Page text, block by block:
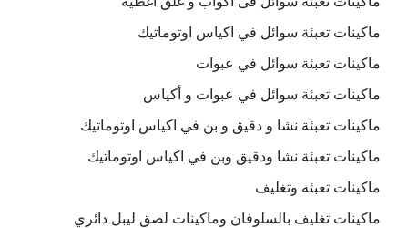
ماكينات تعبئة سوائل في اكياس اوتوماتيك
ماكينات تعبئة سوائل في عبوات
ماكينات تعبئة سوائل في عبوات و أكياس
ماكينات تعبئة نشا و دقيق و بن في اكياس اوتوماتيك
ماكينات تعبئة نشا ودقيق وبن في اكياس اوتوماتيك
ماكينات تعبئه وتغليف
ماكينات تغليف بالسلوفان وماكينات لصق ليبل دائري